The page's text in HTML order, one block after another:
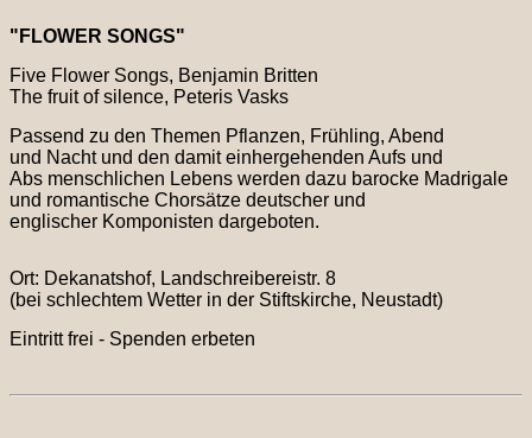
"FLOWER SONGS"
Five Flower Songs, Benjamin Britten
The fruit of silence, Peteris Vasks
Passend zu den Themen Pflanzen, Frühling, Abend
und Nacht und den damit einhergehenden Aufs und
Abs menschlichen Lebens werden dazu barocke Madrigale
und romantische Chorsätze deutscher und
englischer Komponisten dargeboten.
Ort: Dekanatshof, Landschreibereistr. 8
(bei schlechtem Wetter in der Stiftskirche, Neustadt)
Eintritt frei - Spenden erbeten